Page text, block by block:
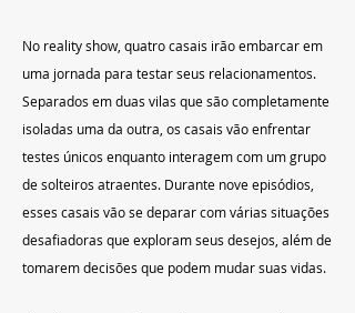
No reality show, quatro casais irão embarcar em
uma jornada para testar seus relacionamentos.
Separados em duas vilas que são completamente
isoladas uma da outra, os casais vão enfrentar
testes únicos enquanto interagem com um grupo
de solteiros atraentes. Durante nove episódios,
esses casais vão se deparar com várias situações
desafiadoras que exploram seus desejos, além de
tomarem decisões que podem mudar suas vidas.